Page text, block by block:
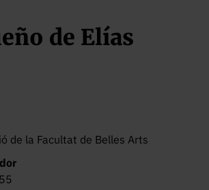
de Elías
de la Facultat de Belles Arts